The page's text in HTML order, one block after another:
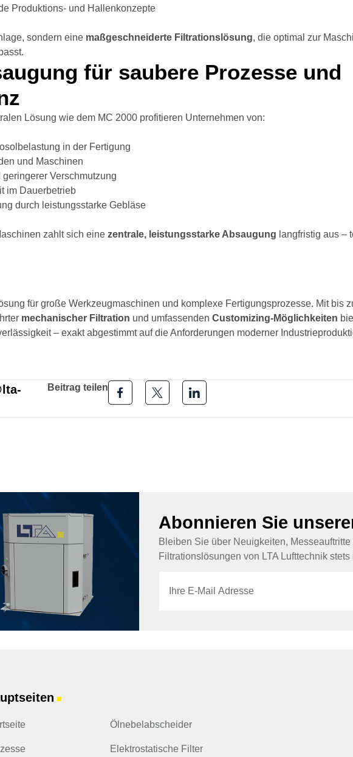
Produktions- und Hallenkonzepte
sondern eine maßgeschneiderte Filtrationslösung, die optimal zur
für saubere Prozesse und
Lösung wie dem MC 2000 profitieren Unternehmen von:
in der Fertigung
und Maschinen
Verschmutzung
im Dauerbetrieb
durch leistungsstarke Gebläse
zahlt sich eine zentrale, leistungsstarke Absaugung langfristig aus –
für große Werkzeugmaschinen und komplexe Fertigungsprozesse. Mit bis
mechanischer Filtration und umfassenden Customizing-Möglichkeiten
– exakt abgestimmt auf die Anforderungen moderner
Beitrag teilen
Abonnieren Sie
Bleiben Sie über Neuigkeiten,
Filtrationslösungen von LTA Lufttechnik stets
■
Ölnebelabscheider
Elektrostatische Filter